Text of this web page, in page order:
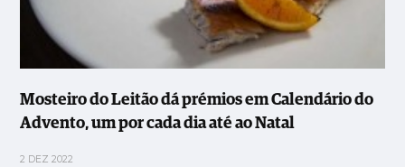
Mosteiro do Leitão dá prémios em Calendário do
Advento, um por cada dia até ao Natal
2 DEZ 2022